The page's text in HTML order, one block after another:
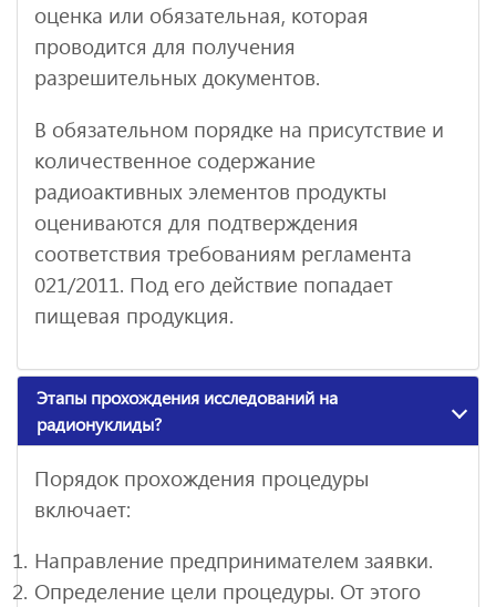
оценка или обязательная, которая
проводится для получения
разрешительных документов.
В обязательном порядке на присутствие и
количественное содержание
радиоактивных элементов продукты
оцениваются для подтверждения
соответствия требованиям регламента
021/2011. Под его действие попадает
пищевая продукция.
Этапы прохождения исследований на
радионуклиды?
Порядок прохождения процедуры
включает:
Направление предпринимателем заявки.
Определение цели процедуры. От этого